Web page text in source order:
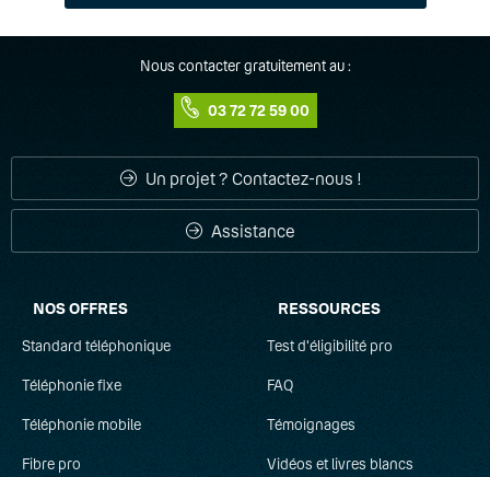
Nous contacter gratuitement au :
03 72 72 59 00
Un projet ? Contactez-nous !
Assistance
NOS OFFRES
Standard téléphonique
Téléphonie fixe
Téléphonie mobile
Fibre pro
RESSOURCES
Test d'éligibilité pro
FAQ
Témoignages
Vidéos et livres blancs